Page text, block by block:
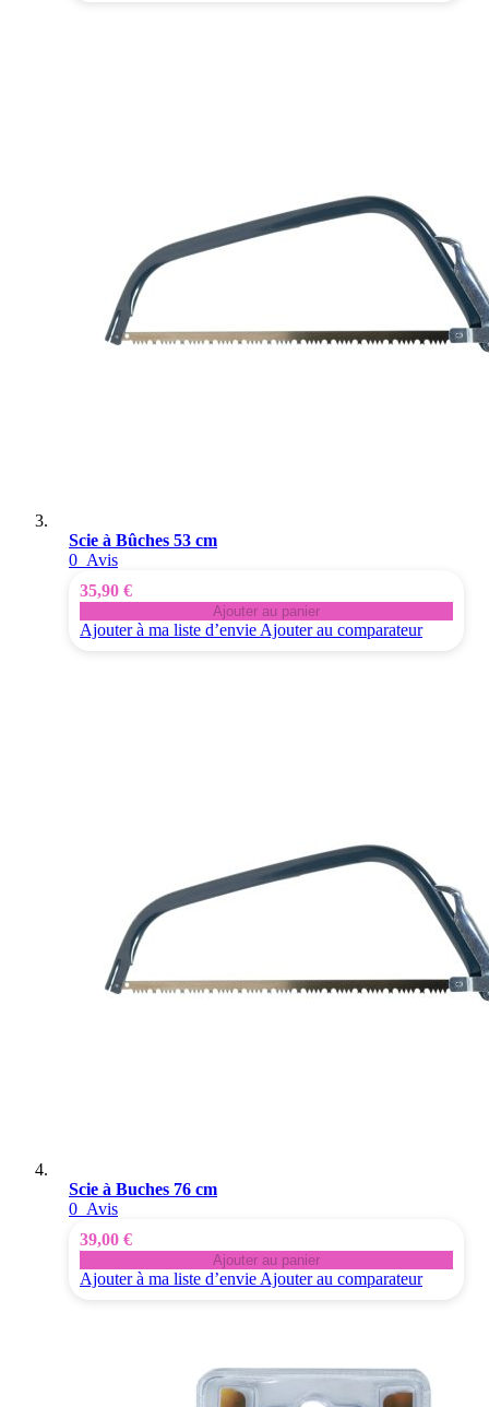
Scie à Bûches 53 cm
0 Avis
35,90 €
Ajouter au panier
Ajouter à ma liste d’envie Ajouter au comparateur
Scie à Buches 76 cm
0 Avis
39,00 €
Ajouter au panier
Ajouter à ma liste d’envie Ajouter au comparateur